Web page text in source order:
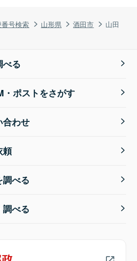
号検索 山形県 酒田市 山田
べる
・ポストをさがす
合わせ
頼
調べる
べる